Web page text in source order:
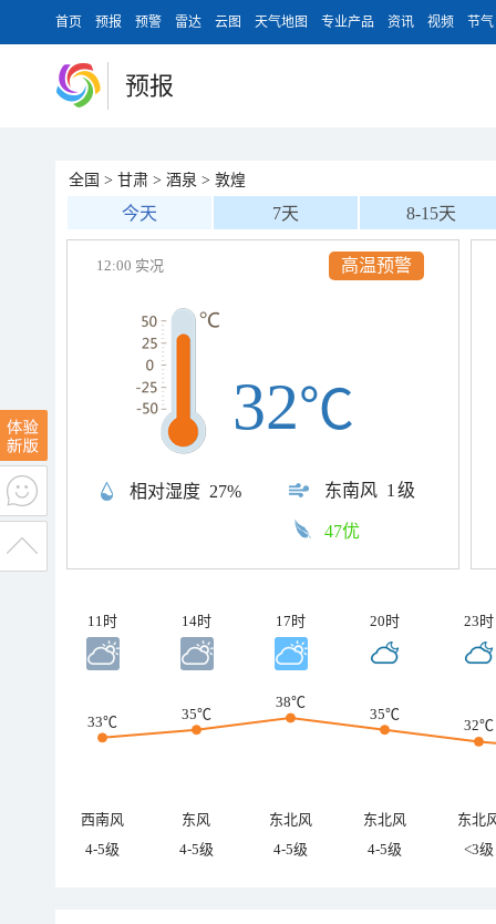
首页 预报 预警 雷达 云图 天气地图 专业产品 资讯 视频 节气
预报
全国 > 甘肃 > 酒泉 > 敦煌
今天 7天 8-15天
高温预警
12:00 实况
相对湿度 27% 东南风 1级
32℃
47优
11时 14时 17时 20时 23时
33℃ 35℃
38℃
35℃
32℃
西南风 东风 东北风 东北风
东北
4-5级
4-5级 4-5级 4-5级 <3级